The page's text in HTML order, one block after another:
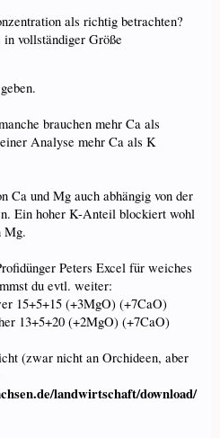
als richtig betrachten?
vollständiger Größe
brauchen mehr Ca als
Analyse mehr Ca als K
Ca und Mg auch abhängig von der
Ein hoher K-Anteil blockiert wohl
Mg.
Peters Excel für weiches
du evtl. weiter:
15+5+15 (+3MgO) (+7CaO)
13+5+20 (+2MgO) (+7CaO)
(zwar nicht an Orchideen, aber
landwirtschaft/download/